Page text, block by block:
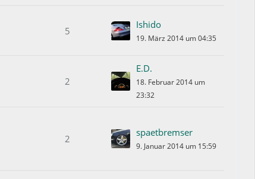
5
Ishido
19. März 2014 um 04:35
2
E.D.
18. Februar 2014 um
23:32
2
spaetbremser
9. Januar 2014 um 15:59